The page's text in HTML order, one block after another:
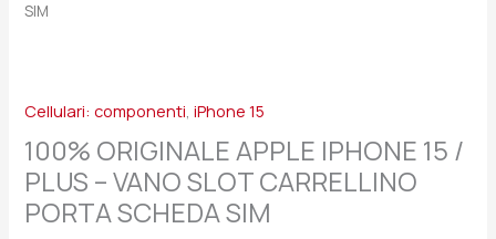
SIM
Cellulari: componenti,iPhone 15
100% ORIGINALE APPLE IPHONE 15 /
PLUS – VANO SLOT CARRELLINO
PORTA SCHEDA SIM